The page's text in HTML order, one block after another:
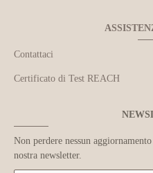
Contattaci
Certificato di Test REACH
Non perdere nessun
nostra newsletter.